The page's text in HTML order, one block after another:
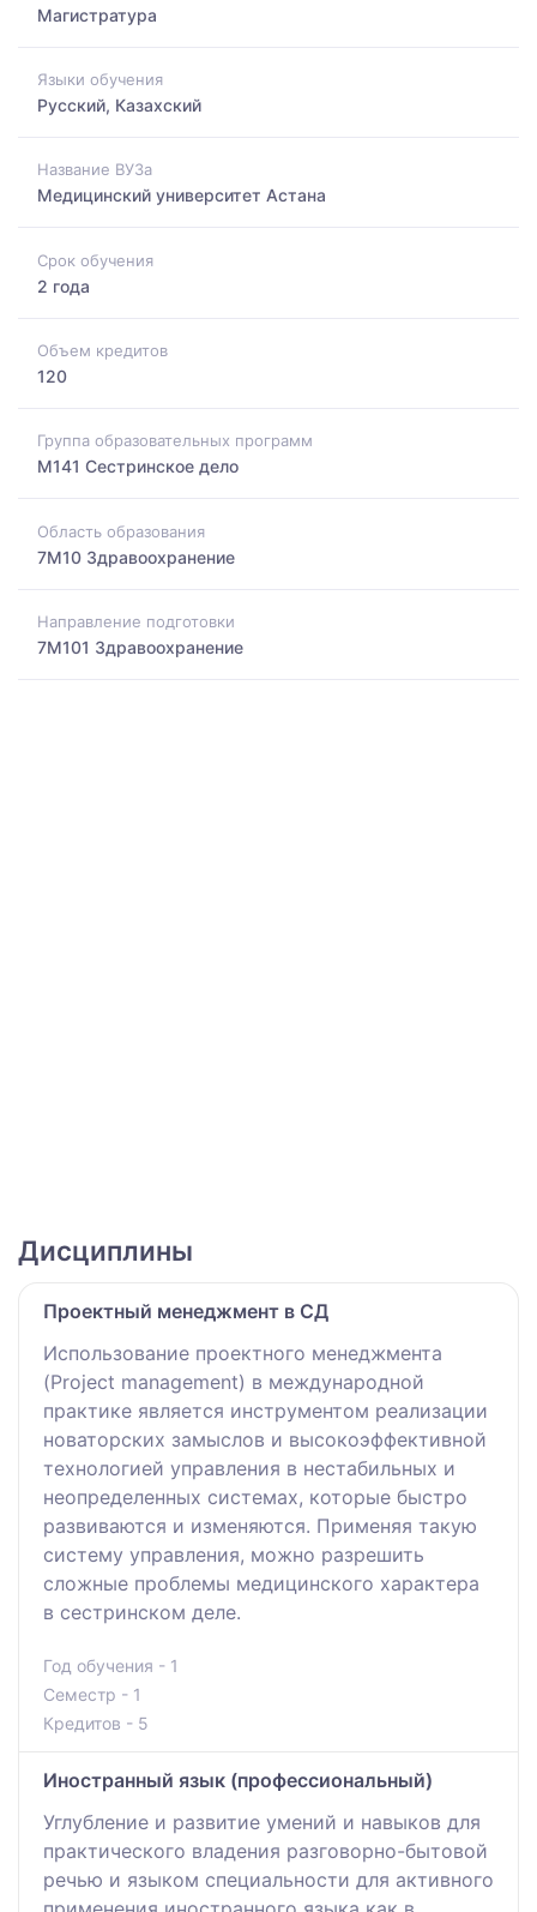
Магистратура
Языки обучения
Русский, Казахский
Название ВУЗа
Медицинский университет Астана
Срок обучения
2 года
Объем кредитов
120
Группа образовательных программ
M141 Сестринское дело
Область образования
7M10 Здравоохранение
Направление подготовки
7M101 Здравоохранение
Дисциплины
Проектный менеджмент в СД
Использование проектного менеджмента
(Project management) в международной
практике является инструментом реализации
новаторских замыслов и высокоэффективной
технологией управления в нестабильных и
неопределенных системах, которые быстро
развиваются и изменяются. Применяя такую
систему управления, можно разрешить
сложные проблемы медицинского характера
в сестринском деле.
Год обучения - 1
Семестр - 1
Кредитов - 5
Иностранный язык (профессиональный)
Углубление и развитие умений и навыков для
практического владения разговорно-бытовой
речью и языком специальности для активного